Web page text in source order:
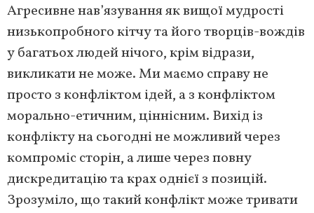
Агресивне нав’язування як вищої мудрості
низькопробного кітчу та його творців-вождів
у багатьох людей нічого, крім відрази,
викликати не може. Ми маємо справу не
просто з конфліктом ідей, а з конфліктом
морально-етичним, ціннісним. Вихід із
конфлікту на сьогодні не можливий через
компроміс сторін, а лише через повну
дискредитацію та крах однієї з позицій.
Зрозуміло, що такий конфлікт може тривати